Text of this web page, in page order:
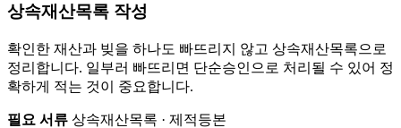
상속재산목록 작성
확인한 재산과 빚을 하나도 빠뜨리지 않고 상속재산목록으로
정리합니다. 일부러 빠뜨리면 단순승인으로 처리될 수 있어 정
확하게 적는 것이 중요합니다.
필요 서류 상속재산목록 · 제적등본